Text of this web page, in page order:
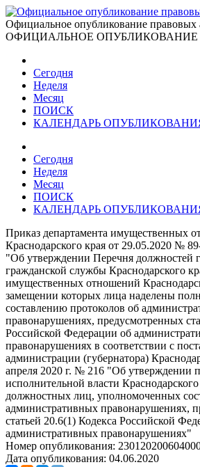
Официальное опубликование правовых
ОФИЦИАЛЬНОЕ ОПУБЛИКОВАНИЕ
Сегодня
Неделя
Месяц
ПОИСК
КАЛЕНДАРЬ
Сегодня
Неделя
Месяц
ПОИСК
КАЛЕНДАРЬ
Приказ департамента имущественных
Краснодарского края от 29.05.2020 №
"Об утверждении Перечня должностей
гражданской службы Краснодарского
имущественных отношений
замещении которых лица наделены
составлению протоколов об
правонарушениях, предусмотренных
Российской Федерации об
правонарушениях в соответствии с
администрации (губернатора)
апреля 2020 г. № 216 "Об утверждении
исполнительной власти
должностных лиц, уполномоченных
административных правонарушениях,
статьей 20.6(1) Кодекса Российской
административных правонарушениях"
Номер опубликования:
Дата опубликования: 04.06.2020